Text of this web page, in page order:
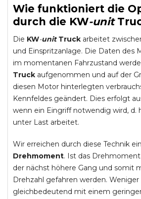
Wie funktioniert die
durch die KW-unit
Die KW-unit Truck arbeitet
und Einspritzanlage. Die Daten des
im momentanen Fahrzustand
Truck aufgenommen und auf der
diesen Motor hinterlegten
Kennfeldes geändert. Dies erfolgt
wenn ein Eingriff notwendig wird, d.
unter Last arbeitet.
Wir erreichen durch diese Technik
Drehmoment. Ist das
der nächst höhere Gang und somit
Drehzahl gefahren werden.
gleichbedeutend mit einem